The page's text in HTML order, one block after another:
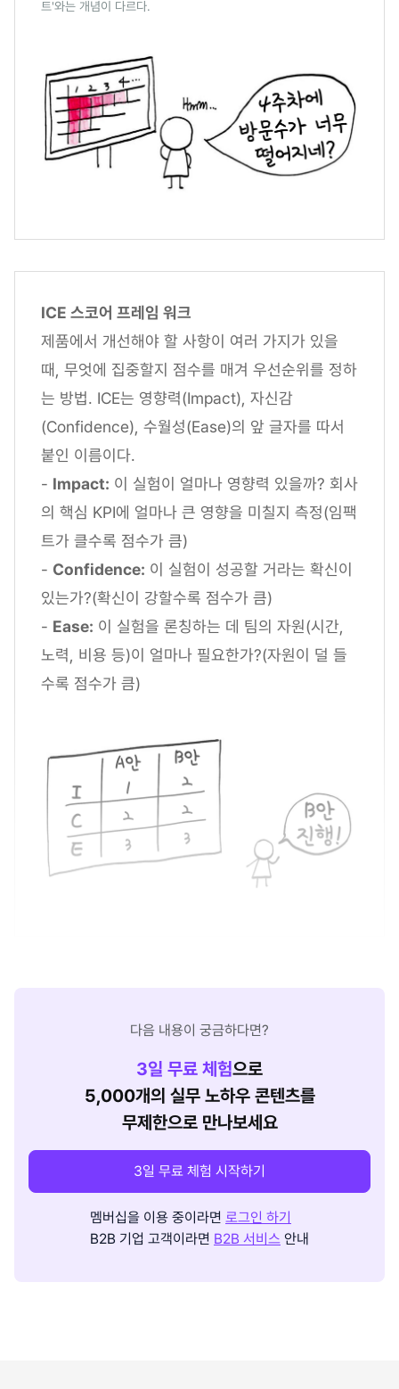
트'와는 개념이 다르다.
ICE 스코어 프레임 워크
제품에서 개선해야 할 사항이 여러 가지가 있을
때, 무엇에 집중할지 점수를 매겨 우선순위를 정하
는 방법. ICE는 영향력(Impact), 자신감
(Confidence), 수월성(Ease)의 앞 글자를 따서
붙인 이름이다.
- Impact: 이 실험이 얼마나 영향력 있을까? 회사
의 핵심 KPI에 얼마나 큰 영향을 미칠지 측정(임팩
트가 클수록 점수가 큼)
- Confidence: 이 실험이 성공할 거라는 확신이
있는가?(확신이 강할수록 점수가 큼)
- Ease: 이 실험을 론칭하는 데 팀의 자원(시간,
노력, 비용 등)이 얼마나 필요한가?(자원이 덜 들
수록 점수가 큼)
다음 내용이 궁금하다면?
3일 무료 체험으로
5,000개의 실무 노하우 콘텐츠를
무제한으로 만나보세요
3일 무료 체험 시작하기
멤버십을 이용 중이라면 로그인 하기
B2B 기업 고객이라면 B2B 서비스 안내